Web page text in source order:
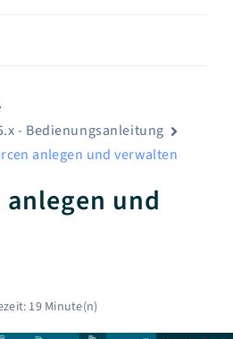
- Bedienungsanleitung
anlegen und verwalten
anlegen und
19 Minute(n)